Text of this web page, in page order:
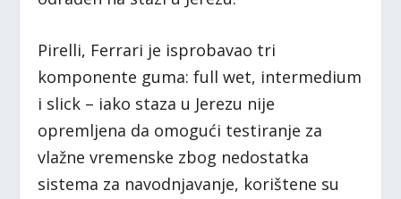
Pirelli, Ferrari je isprobavao tri
komponente guma: full wet, intermedium
i slick – iako staza u Jerezu nije
opremljena da omogući testiranje za
vlažne vremenske zbog nedostatka
sistema za navodnjavanje, korištene su